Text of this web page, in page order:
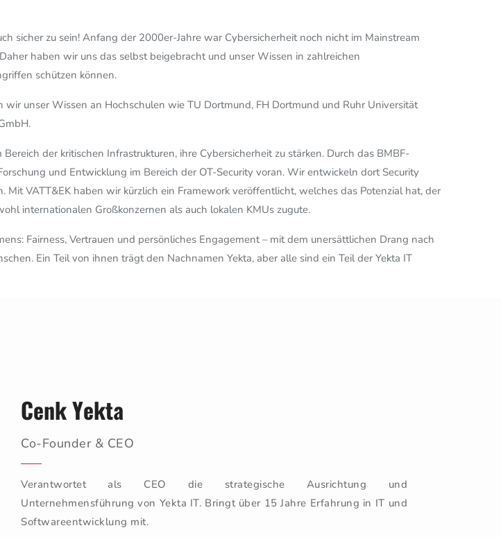
sicher zu sein! Anfang der 2000er-Jahre war Cybersicherheit noch nicht im Mainstream
haben wir uns das selbst beigebracht und unser Wissen in zahlreichen
schützen können.
unser Wissen an Hochschulen wie TU Dortmund, FH Dortmund und Ruhr Universität
der kritischen Infrastrukturen, ihre Cybersicherheit zu stärken. Durch das BMBF-
und Entwicklung im Bereich der OT-Security voran. Wir entwickeln dort Security
VATT&EK haben wir kürzlich ein Framework veröffentlicht, welches das Potenzial hat, der
internationalen Großkonzernen als auch lokalen KMUs zugute.
Fairness, Vertrauen und persönliches Engagement – mit dem unersättlichen Drang nach
Ein Teil von ihnen trägt den Nachnamen Yekta, aber alle sind ein Teil der Yekta IT
Cenk Yekta
Co-Founder & CEO
Verantwortet als CEO die strategische Ausrichtung und
Unternehmensführung von Yekta IT. Bringt über 15 Jahre Erfahrung in IT und
Softwareentwicklung mit.